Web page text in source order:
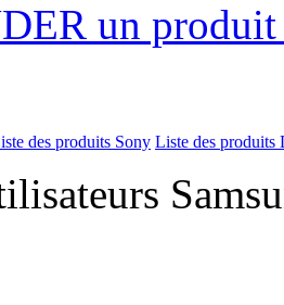
un
des produits Sony Liste des produits